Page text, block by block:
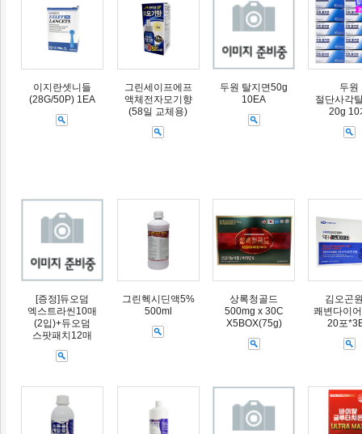
이지란셋니들
(28G/50P) 1EA
그린세이프에프
액체전자모기향
(58일 교체용)
두원 탈지면50g
10EA
두원
절단사각
20g 10
[증정]듀오덤
엑스트라씬10매
(2입)+듀오덤
스팟패치12매
그린헥시딘액5%
500ml
상록청골드
500mg x 30C
X5BOX(75g)
김오곤
쾌변다이
20포